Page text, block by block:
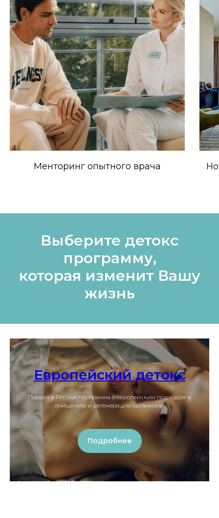
Менторинг опытного врача
Выберите детокс
программу,
которая изменит Вашу
жизнь
Европейский детокс
Первая в России программа с европейским подходом к
очищению и регенерации организма.
Подробнее